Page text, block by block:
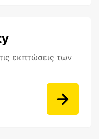
εκπτώσεις των